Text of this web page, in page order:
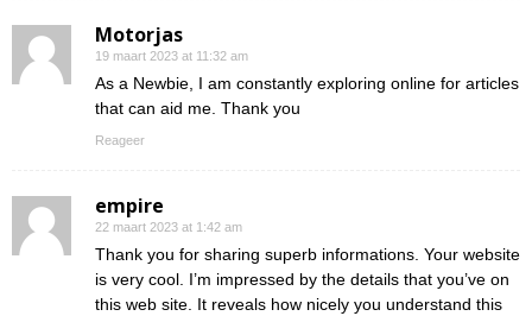
Motorjas
19 maart 2023 at 11:32 am
As a Newbie, I am constantly exploring online for articles
that can aid me. Thank you
Reageer
empire
22 maart 2023 at 1:42 am
Thank you for sharing superb informations. Your website
is very cool. I’m impressed by the details that you’ve on
this web site. It reveals how nicely you understand this